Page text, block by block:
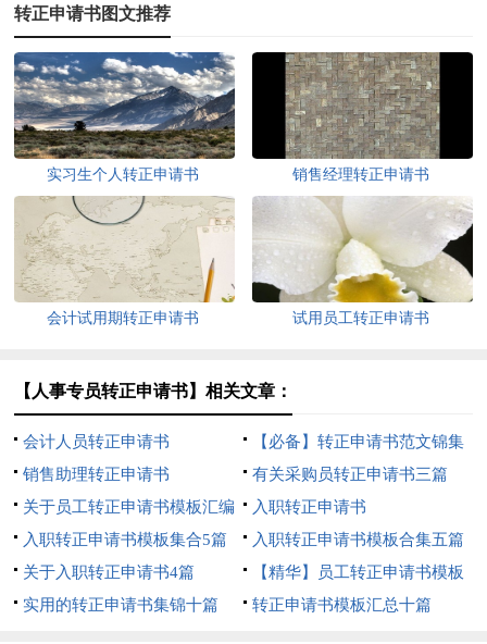
转正申请书图文推荐
实习生个人转正申请书 销售经理转正申请书
会计试用期转正申请书 试用员工转正申请书
【人事专员转正申请书】相关文章：
会计人员转正申请书
【必备】转正申请书范文锦集
七篇
销售助理转正申请书
有关采购员转正申请书三篇
关于员工转正申请书模板汇编
八篇
入职转正申请书
入职转正申请书模板集合5篇
入职转正申请书模板合集五篇
关于入职转正申请书4篇
【精华】员工转正申请书模板
锦集9篇
实用的转正申请书集锦十篇 转正申请书模板汇总十篇